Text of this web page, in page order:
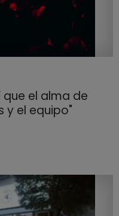
que el alma de
y el equipo"